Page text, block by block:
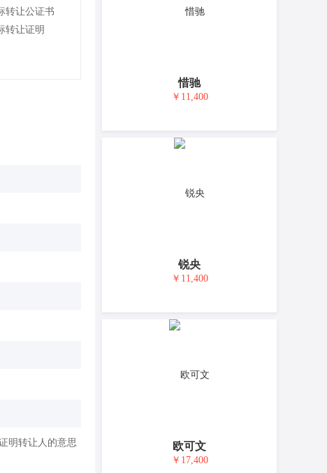
转让公证书
转让证明
明转让人的意思
惜驰
￥11,400
锐央
￥11,400
欧可文
￥17,400